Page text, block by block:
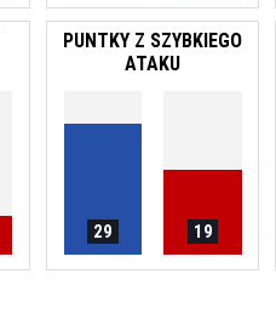
PUNTKY Z SZYBKIEGO
ATAKU
29 19